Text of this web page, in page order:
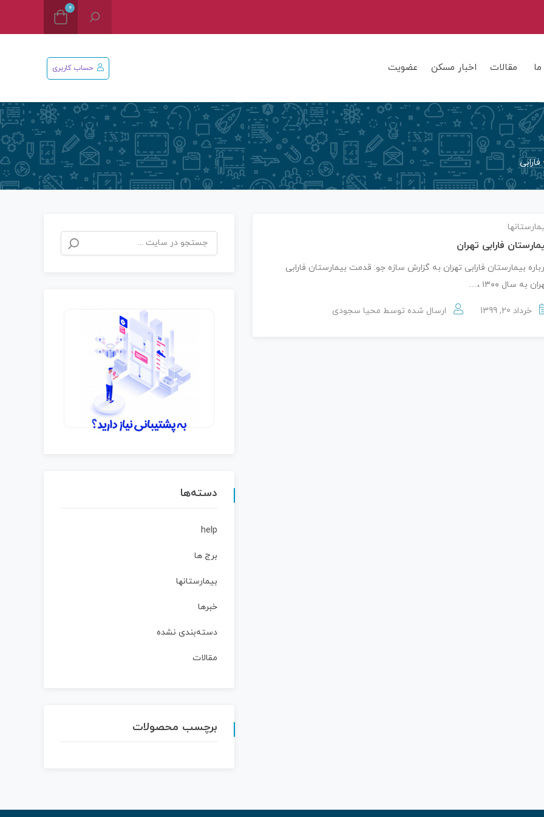
0
مقالات اخبار مسکن عضویت حساب کاربری
فارابی
فارابی تهران
بیمارستان فارابی تهران به گزارش سازه جو: قدمت بیمارستان فارابی
به سال ۱۳۰۰ ،…
خرداد 20, 1399 ارسال شده توسط محیا سجودی
دسته‌ها
help
برج ها
بیمارستانها
خبرها
دسته‌بندی نشده
مقالات
برچسب محصولات